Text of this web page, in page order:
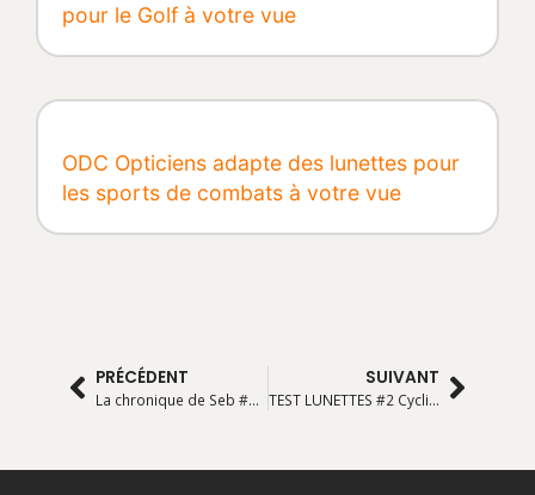
pour le Golf à votre vue
ODC Opticiens adapte des lunettes pour
les sports de combats à votre vue
PRÉCÉDENT
La chronique de Seb #2 « Reprises de choses (plus sérieuse) »
SUIVANT
TEST LUNETTES #2 Cyclisme